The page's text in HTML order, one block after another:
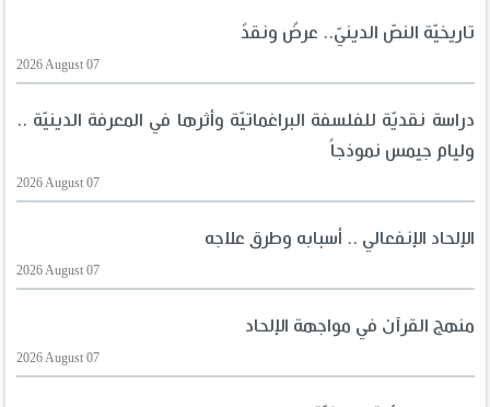
تاريخيّة النصّ الدينيّ.. عرضٌ ونقدٌ
2026 August 07
دراسة نقديّة للفلسفة البراغماتيّة وأثرها في المعرفة الدينيّة ..
وليام جيمس نموذجاً
2026 August 07
الإلحاد الإنفعالي .. أسبابه وطرق علاجه
2026 August 07
منهج القرآن في مواجهة الإلحاد
2026 August 07